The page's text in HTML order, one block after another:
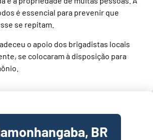
é essencial para prevenir que
se repitam.
o apoio dos brigadistas locais
se colocaram à disposição para
BR